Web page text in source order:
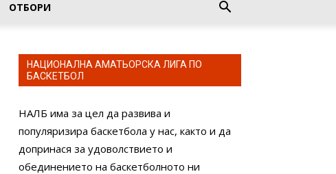
ОТБОРИ
НАЦИОНАЛНА АМАТЬОРСКА ЛИГА ПО
БАСКЕТБОЛ
НАЛБ има за цел да развива и
популяризира баскетбола у нас, както и да
допринася за удоволствието и
обединението на баскетболното ни